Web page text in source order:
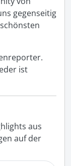
gegenseitig
ist
aus
auf der